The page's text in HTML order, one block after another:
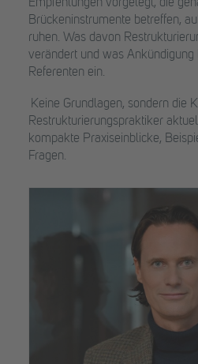
Empfehlungen vorgelegt, die
Brückeninstrumente betreffen,
ruhen. Was davon
verändert und was Ankündigung
Referenten ein.
Keine Grundlagen, sondern die
Restrukturierungspraktiker
kompakte Praxiseinblicke,
Fragen.